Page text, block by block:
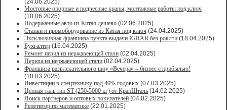
(24.06.2025)
Мостовые опорные и подвесные краны, монтажные работы под ключ
(10.06.2025)
Подержанные авто из Китая дешево (02.06.2025)
Станки и промоборудование из Китая под ключ (24.04.2025)
Эксклюзивная франшиза пункта выдачи IGRAR без роялти (18.04.2025)
Бухгалтер (16.04.2025)
Ремонт перил из нержавеющей стали (02.04.2025)
Перила из нержавеющей стали (02.04.2025)
Франшиза развлекательного шоу «Вечера» – бизнес с прибылью!
(10.03.2025)
Инвестиции в спецтехнику под 40% годовых (07.03.2025)
Цепная таль тип ST (250-5000 кг) от КранШталь (14.02.2025)
Поиск партнеров и оптовых покупателей (04.02.2025)
Репетитор по математике (22.01.2025)